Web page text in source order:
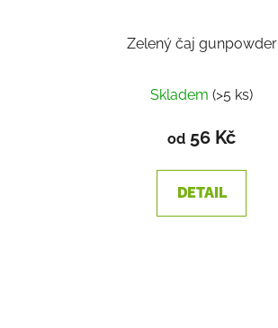
Zelený čaj gunpowder
Skladem (>5 ks)
od 56 Kč
DETAIL